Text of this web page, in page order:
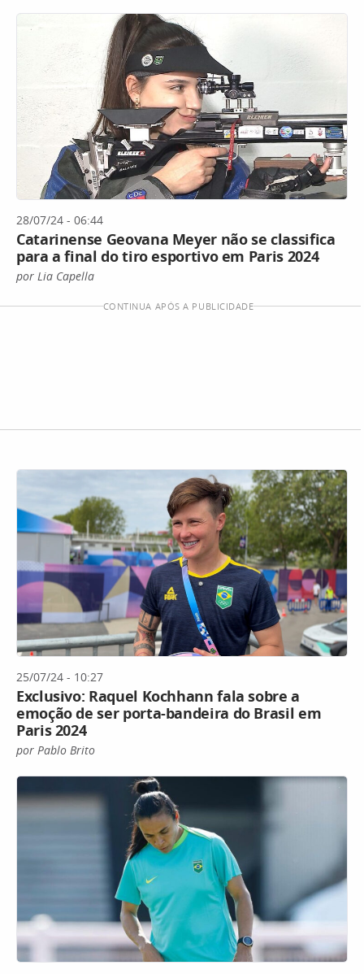
28/07/24 - 06:44
Catarinense Geovana Meyer não se classifica
para a final do tiro esportivo em Paris 2024
por Lia Capella
CONTINUA APÓS A PUBLICIDADE
25/07/24 - 10:27
Exclusivo: Raquel Kochhann fala sobre a
emoção de ser porta-bandeira do Brasil em
Paris 2024
por Pablo Brito